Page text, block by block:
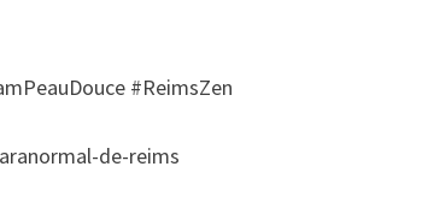
#ReimsZen
de-reims